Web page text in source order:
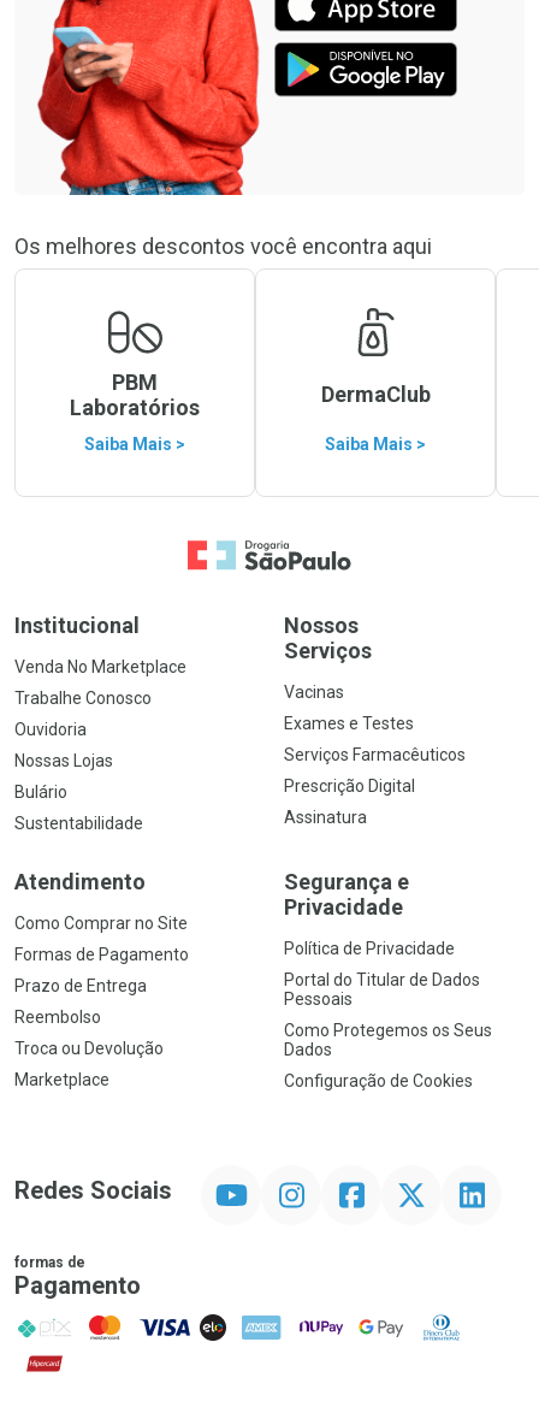
Os melhores descontos você encontra aqui
PBM
Laboratórios
Saiba Mais >
DermaClub
Saiba Mais >
Ir para a Home
Institucional
Venda No Marketplace
Trabalhe Conosco
Ouvidoria
Nossas Lojas
Bulário
Sustentabilidade
Nossos
Serviços
Vacinas
Exames e Testes
Serviços Farmacêuticos
Prescrição Digital
Assinatura
Atendimento
Como Comprar no Site
Formas de Pagamento
Prazo de Entrega
Reembolso
Troca ou Devolução
Marketplace
Segurança e
Privacidade
Política de Privacidade
Portal do Titular de Dados
Pessoais
Como Protegemos os Seus
Dados
Configuração de Cookies
Redes Sociais InstagramFacebookTwitter Linkedin
formas de
Pagamento
PIX MasterCard
VISA ELO AMEX NuPay Google PayDiners Club
Hipercard